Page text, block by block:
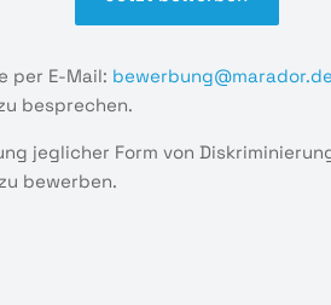
per E-Mail: bewerbung@marador.de
besprechen.
jeglicher Form von
bewerben.